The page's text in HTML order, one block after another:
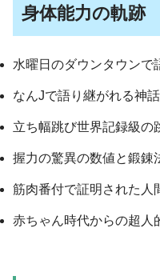
身体能力の軌跡
水曜日のダウンタウンで
なんJで語り継がれる神
立ち幅跳び世界記録級の
握力の驚異の数値と鍛錬
筋肉番付で証明された人
赤ちゃん時代からの超人